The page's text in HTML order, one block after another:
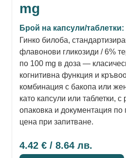
mg
Брой на капсули/таблетки:
Гинко билоба,
флавонови гликозиди / 6%
по 100 mg в доза —
когнитивна функция и
комбинация с бакопа или
като капсули или таблетки, с
опаковка и документация по
цена при запитване.
4.42 € / 8.64 лв.